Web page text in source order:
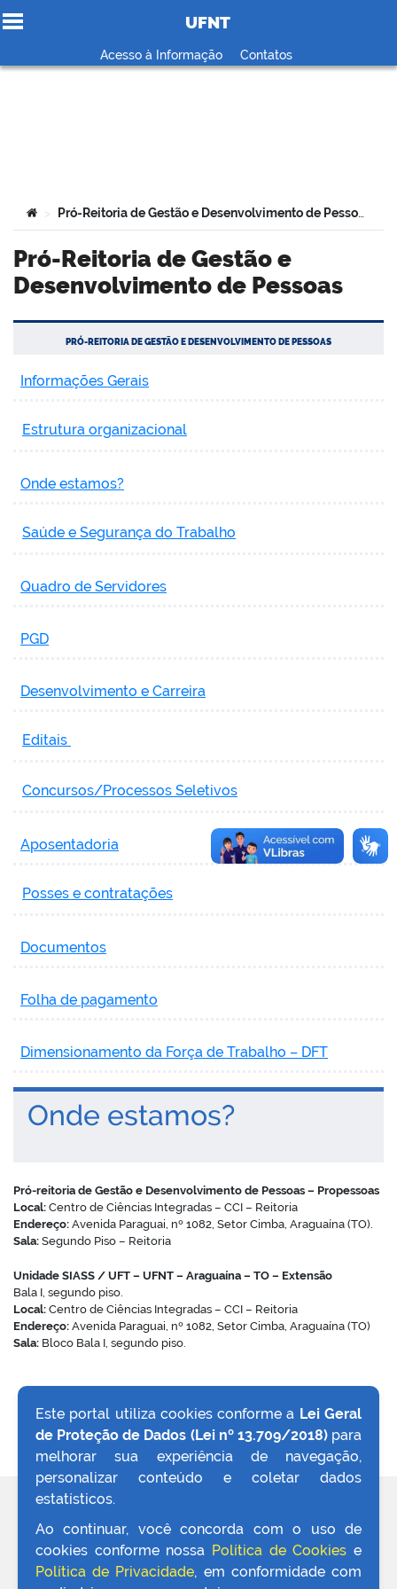
Ir para o conteúdo
UFNT
Acesso à Informação Contatos
portal
Você está aqui:
> Pró-Reitoria de Gestão e Desenvolvimento de Pessoas
Pró-Reitoria de Gestão e
Desenvolvimento de Pessoas
PRÓ-REITORIA DE GESTÃO E DESENVOLVIMENTO DE PESSOAS
Informações Gerais
Estrutura organizacional
Onde estamos?
Saúde e Segurança do Trabalho
Quadro de Servidores
PGD
Desenvolvimento e Carreira
Editais
Concursos/Processos Seletivos
Aposentadoria
Posses e contratações
Documentos
Folha de pagamento
Dimensionamento da Força de Trabalho – DFT
Onde estamos?
Pró-reitoria de Gestão e Desenvolvimento de Pessoas – Propessoas
Local: Centro de Ciências Integradas – CCI – Reitoria
Endereço: Avenida Paraguai, nº 1082, Setor Cimba, Araguaína (TO).
Sala: Segundo Piso – Reitoria
Unidade SIASS / UFT – UFNT – Araguaína – TO – Extensão
Bala I, segundo piso.
Local: Centro de Ciências Integradas – CCI – Reitoria
Endereço: Avenida Paraguai, nº 1082, Setor Cimba, Araguaína (TO)
Sala: Bloco Bala I, segundo piso.
VOLTAR AO TOPO
Este portal utiliza cookies conforme a Lei Geral
de Proteção de Dados (Lei nº 13.709/2018)para
melhorar sua experiência de navegação,
personalizar conteúdo e coletar dados
estatísticos.
Ao continuar, você concorda com o uso de
cookies conforme nossa Política de Cookies e
Política de Privacidade, em conformidade com